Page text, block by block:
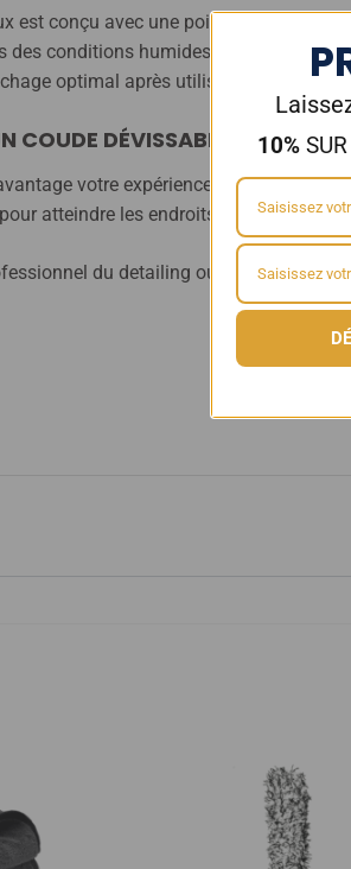
est conçu avec une poignée en
des conditions humides, sans craindre
optimal après utilisation.
COUDE DÉVISSABLE PRATIQUE
votre expérience de nettoyage,
atteindre les endroits biseautés et les
du detailing ou un passionné
10%SUR